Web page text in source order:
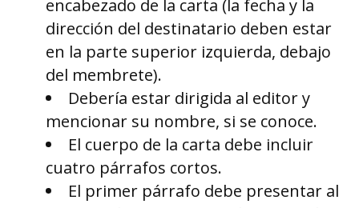
encabezado de la carta (la fecha y la
dirección del destinatario deben estar
en la parte superior izquierda, debajo
del membrete).
Debería estar dirigida al editor y
mencionar su nombre, si se conoce.
El cuerpo de la carta debe incluir
cuatro párrafos cortos.
El primer párrafo debe presentar al